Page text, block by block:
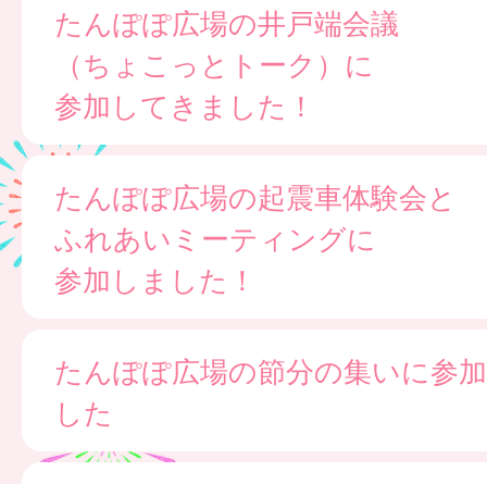
たんぽぽ広場の井戸端会議
（ちょこっとトーク）に
参加してきました！
たんぽぽ広場の起震車体験会と
ふれあいミーティングに
参加しました！
たんぽぽ広場の節分の集いに参
した